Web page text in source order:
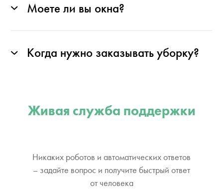
Моете ли вы окна?
Когда нужно заказывать уборку?
Живая служба поддержки
Никаких роботов и автоматических ответов
– задайте вопрос и получите быстрый ответ
от человека